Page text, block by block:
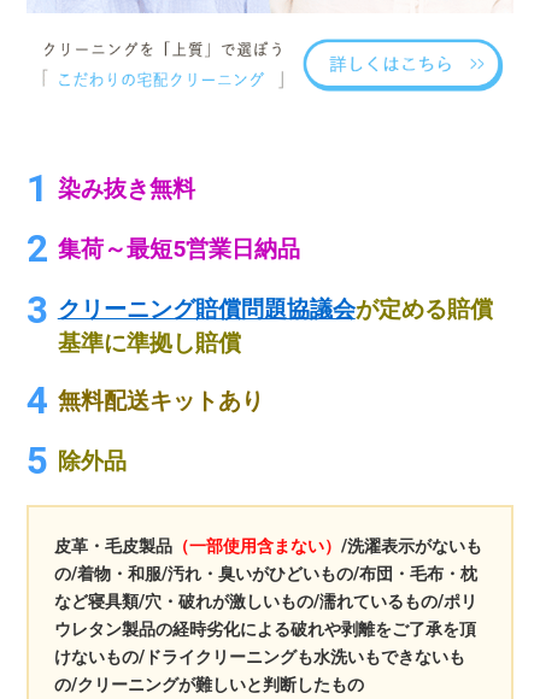
染み抜き無料
集荷～最短5営業日納品
クリーニング賠償問題協議会が定める賠償
基準に準拠し賠償
無料配送キットあり
除外品
皮革・毛皮製品 （一部使用含まない）/洗濯表示がないも
の/着物・和服/汚れ・臭いがひどいもの/布団・毛布・枕
など寝具類/穴・破れが激しいもの/濡れているもの/ポリ
ウレタン製品の経時劣化による破れや剥離をご了承を頂
けないもの/ドライクリーニングも水洗いもできないも
の/クリーニングが難しいと判断したもの